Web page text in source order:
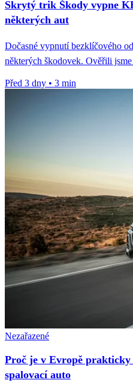
Skrytý trik Škody vypne
některých aut
Dočasné vypnutí bezklíčového
některých škodovek. Ověřili
Před 3 dny • 3 min
Nezařazené
Proč je v Evropě prakticky
spalovací auto